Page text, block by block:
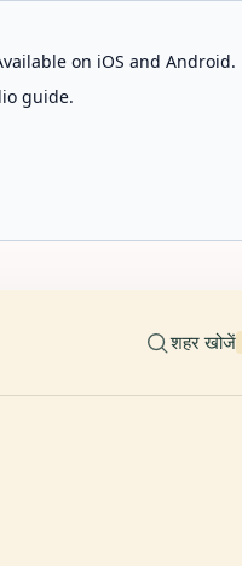
on iOS and Android.
guide.
शहर खोजें